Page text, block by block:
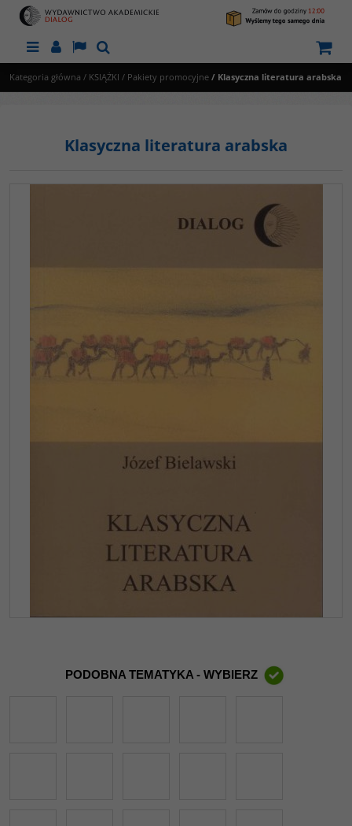
MenuPanelLangSzukaj
Kategoria główna / KSIĄŻKI / Pakiety promocyjne / Klasyczna literatura arabska
Klasyczna literatura arabska
PODOBNA TEMATYKA - WYBIERZ